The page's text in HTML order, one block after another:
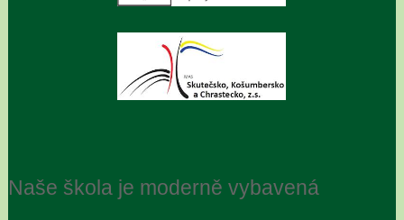
Naše škola je moderně vybavená